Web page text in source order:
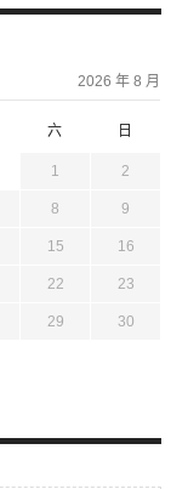
2026 年 8 月
六 日
1 2
8 9
15 16
22 23
29 30